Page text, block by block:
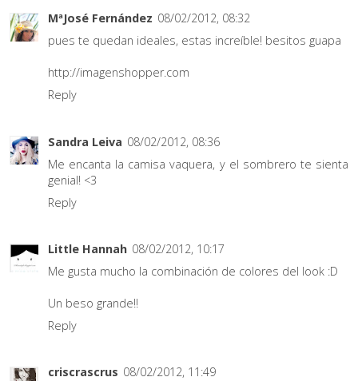
MªJosé Fernández 08/02/2012, 08:32
pues te quedan ideales, estas increíble! besitos guapa
http://imagenshopper.com
Reply
Sandra Leiva 08/02/2012, 08:36
Me encanta la camisa vaquera, y el sombrero te sienta
genial! <3
Reply
Little Hannah 08/02/2012, 10:17
Me gusta mucho la combinación de colores del look :D
Un beso grande!!
Reply
criscrascrus 08/02/2012, 11:49